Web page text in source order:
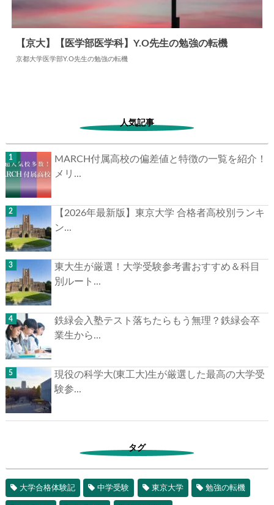
【京大】【医学部医学科】Y.O先生の勉強の転機
京都大学医学部Y.O先生の勉強の転機
人気記事
MARCH付属高校の偏差値と特徴の一覧を紹介！
メリ...
【2026年最新版】東京大学 合格者高校別ランキ
ン...
東大生が厳選！大学受験参考書おすすめ＆科目
別ルート...
鉄緑会入塾テスト落ちたらもう無理？鉄緑会卒
業生から...
現役の科学大(東工大)生が厳選した最高の大学受
験参...
タグ
大学合格体験記 中学受験 東京大学 勉強の転機